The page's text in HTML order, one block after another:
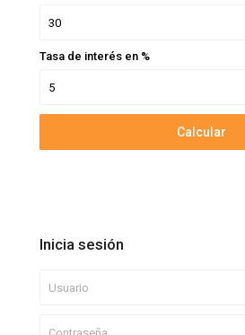
Tasa de interés en %
Calcular
Inicia sesión